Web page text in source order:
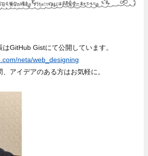
GitHub Gistにて公開しています。
neta/web_designing
アイデアのある方はお気軽に。